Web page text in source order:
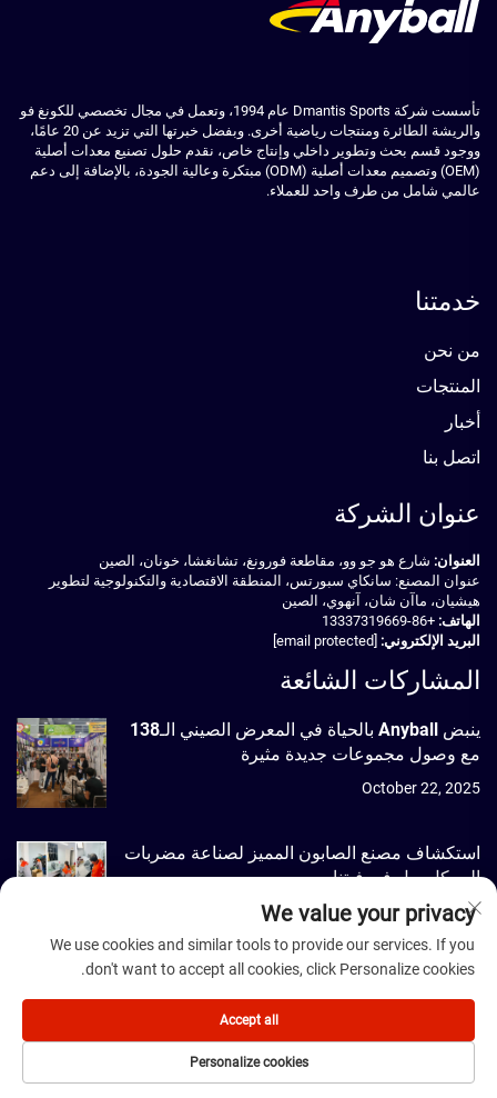
تأسست شركة Dmantis Sports عام 1994، وتعمل في مجال تخصصي للكونغ فو
والريشة الطائرة ومنتجات رياضية أخرى. وبفضل خبرتها التي تزيد عن 20 عامًا،
ووجود قسم بحث وتطوير داخلي وإنتاج خاص، نقدم حلول تصنيع معدات أصلية
(OEM) وتصميم معدات أصلية (ODM) مبتكرة وعالية الجودة، بالإضافة إلى دعم
عالمي شامل من طرف واحد للعملاء.
خدمتنا
من نحن
المنتجات
أخبار
اتصل بنا
عنوان الشركة
العنوان: شارع هو جو وو، مقاطعة فورونغ، تشانغشا، خونان، الصين
عنوان المصنع: سانكاي سبورتس، المنطقة الاقتصادية والتكنولوجية لتطوير
هيشيان، ماآن شان، آنهوي، الصين
الهاتف: +86-13337319669
البريد الإلكتروني:
المشاركات الشائعة
ينبض Anyball بالحياة في المعرض الصيني الـ138
مع وصول مجموعات جديدة مثيرة
October 22, 2025
استكشاف مصنع الصابون المميز لصناعة مضربات
الـ بيكل بول في فيتنام
September 22, 2025
حقوق النشر © 2026 شركة Dmantis Sports Goods المحدودة، بكين جميع
الحقوق محفوظة. -سياسة الخصوصية
We value your privacy
We use cookies and similar tools to provide our services. If you
don't want to accept all cookies, click Personalize cookies.
Personalize cookies
Accept all